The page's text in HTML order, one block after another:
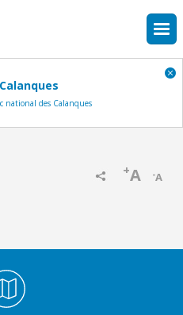
national des Calanques
-A
+A